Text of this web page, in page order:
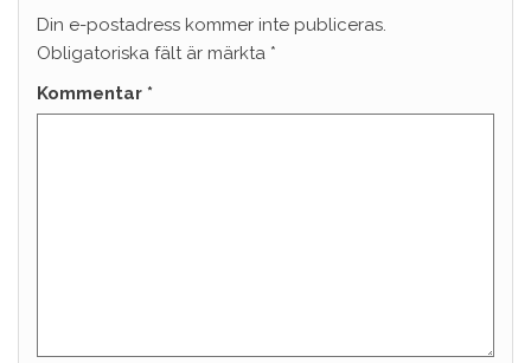
Din e-postadress kommer inte publiceras.
Obligatoriska fält är märkta *
Kommentar *